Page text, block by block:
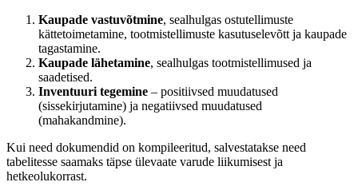
Kaupade vastuvõtmine, sealhulgas ostutellimuste
kättetoimetamine, tootmistellimuste kasutuselevõtt ja kaupade
tagastamine.
Kaupade lähetamine, sealhulgas tootmistellimused ja
saadetised.
Inventuuri tegemine – positiivsed muudatused
(sissekirjutamine) ja negatiivsed muudatused
(mahakandmine).
Kui need dokumendid on kompileeritud, salvestatakse need
tabelitesse saamaks täpse ülevaate varude liikumisest ja
hetkeolukorrast.